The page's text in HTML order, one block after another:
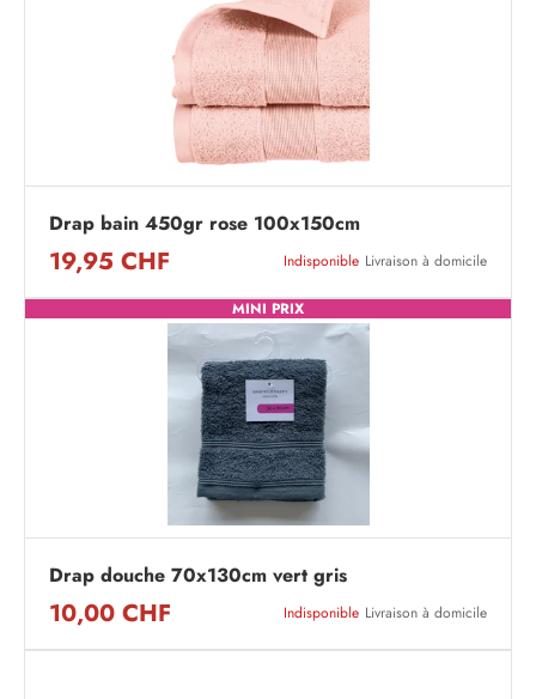
Drap bain 450gr rose 100x150cm
19,95 CHF Indisponible Livraison à domicile
MINI PRIX
Drap douche 70x130cm vert gris
10,00 CHF Indisponible Livraison à domicile